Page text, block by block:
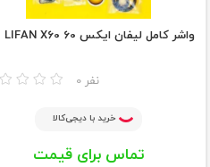
واشر کامل لیفان ایکس 60 LIFAN X60
0 نفر
خرید با دیجی‌کالا
تماس برای قیمت